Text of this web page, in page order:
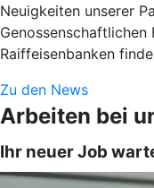
Neuigkeiten unserer
Genossenschaftlichen
Raiffeisenbanken
Zu den News
Arbeiten bei
Ihr neuer Job